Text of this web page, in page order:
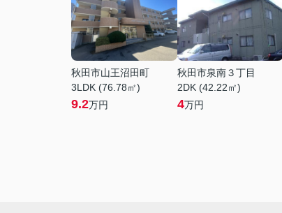
秋田市山王沼田町
3LDK (76.78㎡)
9.2万円
秋田市泉南３丁目
2DK (42.22㎡)
4万円